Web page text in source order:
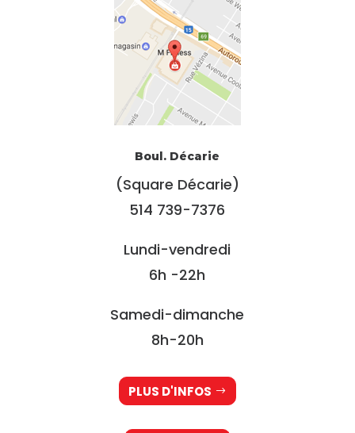
Boul. Décarie
(Square Décarie)
514 739-7376
Lundi-vendredi
6h -22h
Samedi-dimanche
8h-20h
PLUS D'INFOS